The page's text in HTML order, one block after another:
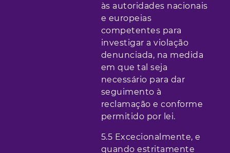
às autoridades nacionais
e europeias
competentes para
investigar a violação
denunciada, na medida
em que tal seja
necessário para dar
seguimento à
reclamação e conforme
permitido por lei.
5.5 Excecionalmente, e
quando estritamente